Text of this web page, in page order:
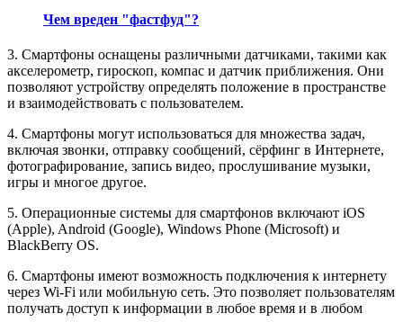
Чем вреден "фастфуд"?
3. Смартфоны оснащены различными датчиками, такими как
акселерометр, гироскоп, компас и датчик приближения. Они
позволяют устройству определять положение в пространстве
и взаимодействовать с пользователем.
4. Смартфоны могут использоваться для множества задач,
включая звонки, отправку сообщений, сёрфинг в Интернете,
фотографирование, запись видео, прослушивание музыки,
игры и многое другое.
5. Операционные системы для смартфонов включают iOS
(Apple), Android (Google), Windows Phone (Microsoft) и
BlackBerry OS.
6. Смартфоны имеют возможность подключения к интернету
через Wi-Fi или мобильную сеть. Это позволяет пользователям
получать доступ к информации в любое время и в любом